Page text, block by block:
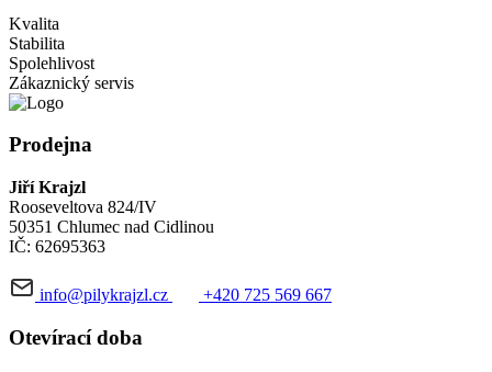
Kvalita
Stabilita
Spolehlivost
Zákaznický servis
Prodejna
Jiří Krajzl
Rooseveltova 824/IV
50351 Chlumec nad Cidlinou
IČ: 62695363
info@pilykrajzl.cz +420 725 569 667
Otevírací doba